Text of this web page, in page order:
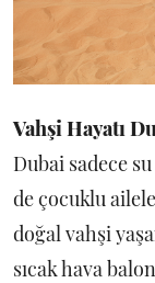
Vahşi Hayatı
Dubai sadece
de çocuklu
doğal vahşi
sıcak hava